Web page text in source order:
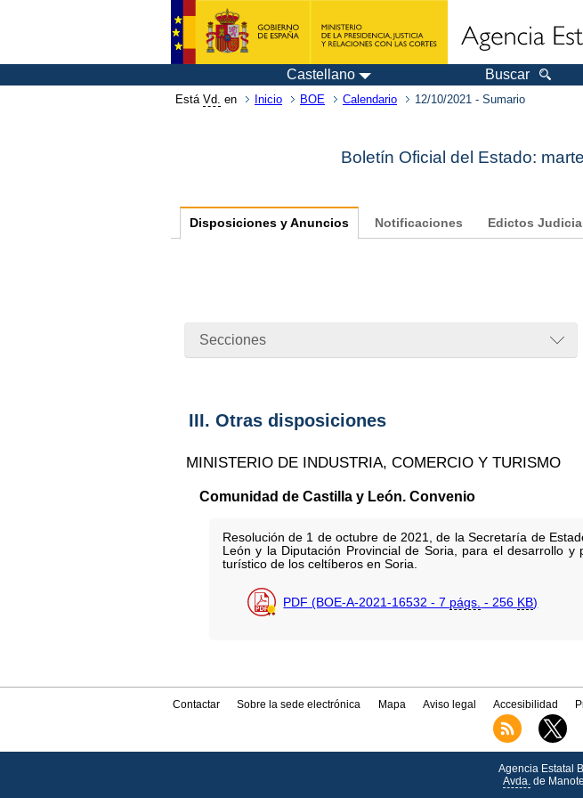
Castellano Buscar
Está Vd. en Inicio BOE Calendario 12/10/2021 - Sumario
Boletín Oficial del Estado:
Disposiciones y Anuncios Notificaciones Edictos
Secciones
III. Otras disposiciones
MINISTERIO DE INDUSTRIA, COMERCIO Y TURISMO
Comunidad de Castilla y León. Convenio
Resolución de 1 de octubre de 2021, de la Secretaría de
León y la Diputación Provincial de Soria, para el desarrollo
turístico de los celtíberos en Soria.
PDF (BOE-A-2021-16532 - 7 págs. - 256 KB)
Contactar Sobre la sede electrónica Mapa Aviso legal Accesibilidad
Agencia Estatal
Avda. de